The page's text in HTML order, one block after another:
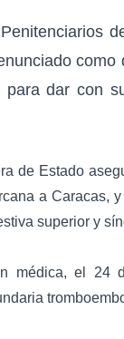
como
dar con
de Estado
aCaracas,
superior y
médica, el